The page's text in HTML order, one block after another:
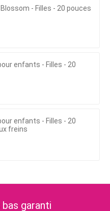
- Filles - 20 pouces
enfants - Filles - 20
enfants - Filles - 20
freins
les produits en stock